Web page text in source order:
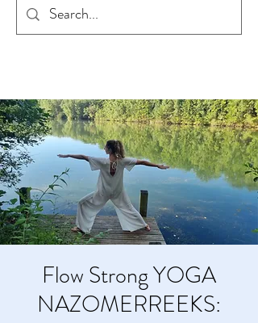
Flow Strong YOGA
NAZOMERREEKS: